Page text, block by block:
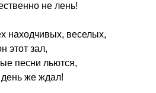
не лень!
находчивых, веселых,
этот зал,
песни льются,
же ждал!